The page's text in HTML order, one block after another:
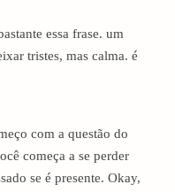
essa frase. um
tristes, mas calma. é
com a questão do
começa a se perder
se é presente. Okay,